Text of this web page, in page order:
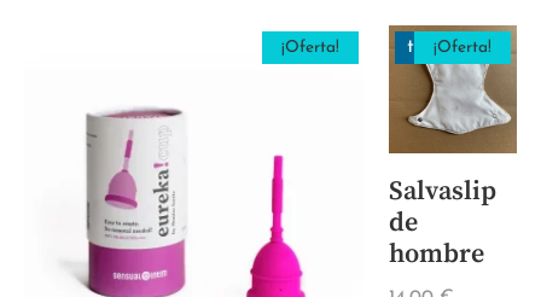
¡Oferta! ¡Oferta!
tara
Salvaslip
de
hombre